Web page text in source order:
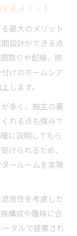
るメリット
最大のメリット
設計ができる点
取りや配線、防
けのホームシア
します。
多く、施主の要
れる点も強みで
に説明してもら
けられるため、
ールームを実現
音性を考慮した
構成や趣味に合
タルで提案され